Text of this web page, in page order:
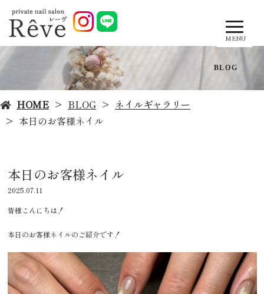
MENU
BLOG
HOME BLOG
ネイルギャラリー
本日のお客様ネイル
本日のお客様ネイル
2025.07.11
皆様こんにちは！
本日のお客様ネイルのご紹介です！